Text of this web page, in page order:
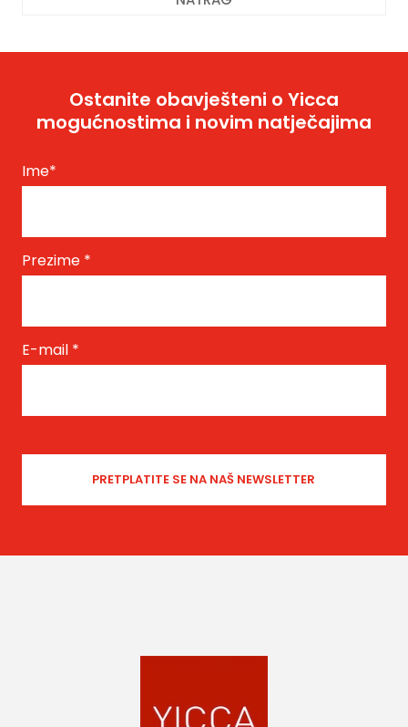
Ostanite obavješteni o Yicca
mogućnostima i novim natječajima
Ime*
Prezime *
E-mail *